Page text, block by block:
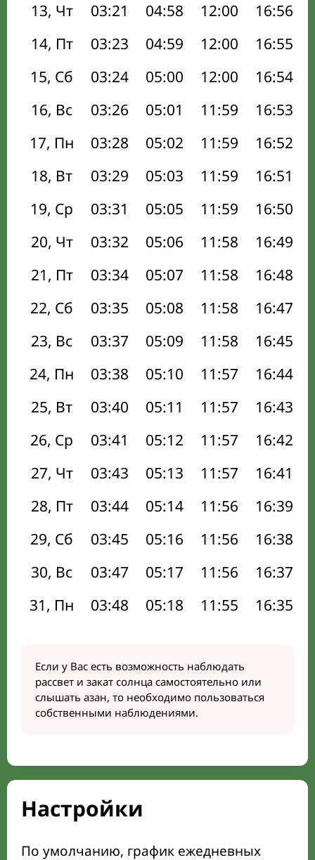
13, Чт
03:21 04:58 12:00 16:56
14, Пт
03:23 04:59 12:00 16:55
15, Сб
03:24 05:00 12:00 16:54
16, Вс
03:26 05:01 11:59 16:53
17, Пн
03:28 05:02 11:59 16:52
18, Вт
03:29 05:03 11:59 16:51
19, Ср
03:31 05:05 11:59 16:50
20, Чт
03:32 05:06 11:58 16:49
21, Пт
03:34 05:07 11:58 16:48
22, Сб
03:35 05:08 11:58 16:47
23, Вс
03:37 05:09 11:58 16:45
24, Пн
03:38 05:10 11:57 16:44
25, Вт
03:40 05:11 11:57 16:43
26, Ср
03:41 05:12 11:57 16:42
27, Чт
03:43 05:13 11:57 16:41
28, Пт
03:44 05:14 11:56 16:39
29, Сб
03:45 05:16 11:56 16:38
30, Вс
03:47 05:17 11:56 16:37
31, Пн
03:48 05:18 11:55 16:35
Если у Вас есть возможность наблюдать
рассвет и закат солнца самостоятельно или
слышать азан, то необходимо пользоваться
собственными наблюдениями.
Настройки
По умолчанию, график ежедневных